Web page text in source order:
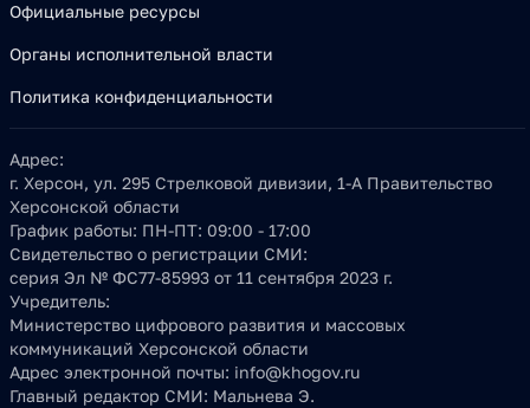
Официальные ресурсы
Органы исполнительной власти
Политика конфиденциальности
Адрес:
г. Херсон, ул. 295 Стрелковой дивизии, 1-А Правительство
Херсонской области
График работы: ПН-ПТ: 09:00 - 17:00
Свидетельство о регистрации СМИ:
серия Эл № ФС77-85993 от 11 сентября 2023 г.
Учредитель:
Министерство цифрового развития и массовых
коммуникаций Херсонской области
Адрес электронной почты: info@khogov.ru
Главный редактор СМИ: Мальнева Э.